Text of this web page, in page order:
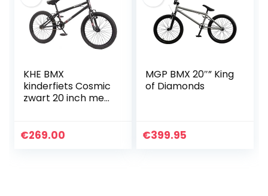
KHE BMX
kinderfiets Cosmic
zwart 20 inch met
€269.00
MGP BMX 20″” King
of Diamonds
€399.95